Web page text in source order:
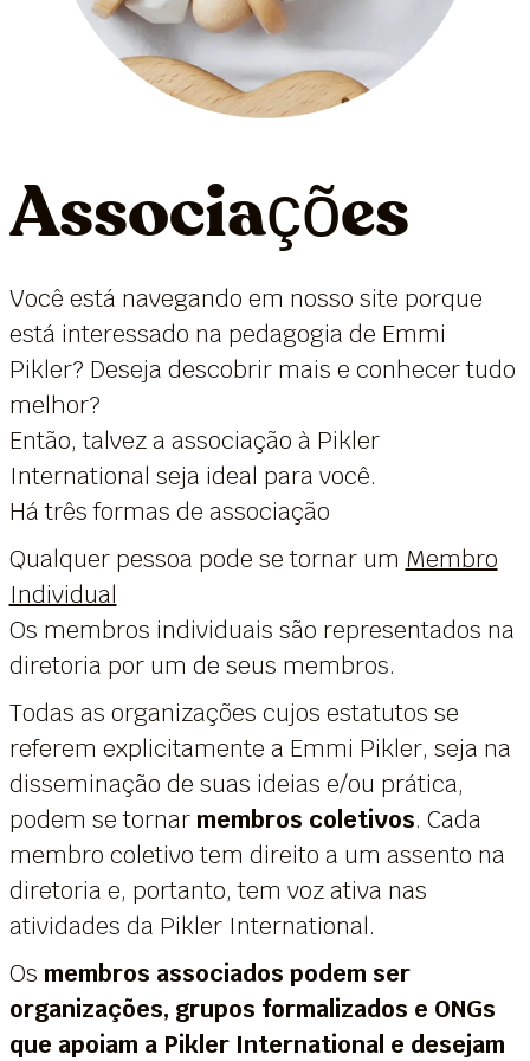
Associações
Você está navegando em nosso site porque
está interessado na pedagogia de Emmi
Pikler? Deseja descobrir mais e conhecer tudo
melhor?
Então, talvez a associação à Pikler
International seja ideal para você.
Há três formas de associação
Qualquer pessoa pode se tornar um Membro
Individual
Os membros individuais são representados na
diretoria por um de seus membros.
Todas as organizações cujos estatutos se
referem explicitamente a Emmi Pikler, seja na
disseminação de suas ideias e/ou prática,
podem se tornar membros coletivos. Cada
membro coletivo tem direito a um assento na
diretoria e, portanto, tem voz ativa nas
atividades da Pikler International.
Os membros associados podem ser
organizações, grupos formalizados e ONGs
que apoiam a Pikler International e desejam